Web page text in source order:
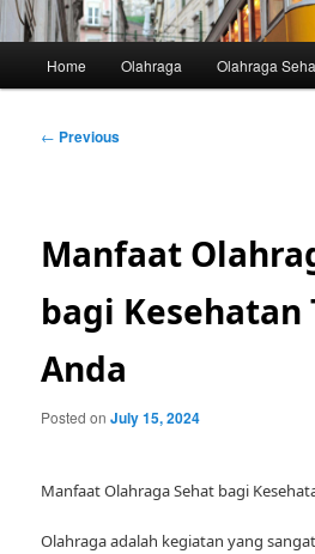
Home Olahraga Olahraga
Post
← Previous
Manfaat
bagi Kesehatan
Anda
Posted onJuly 15, 2024
Manfaat Olahraga Sehat bagi
Olahraga adalah kegiatan yang